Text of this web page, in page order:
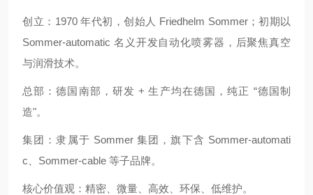
创立：1970 年代初，创始人 Friedhelm Sommer；初期以
Sommer‑automatic 名义开发自动化喷雾器，后聚焦真空
与润滑技术。
总部：德国南部，研发 + 生产均在德国，纯正 “德国制
造"。
集团：隶属于 Sommer 集团，旗下含 Sommer‑automati
c、Sommer‑cable 等子品牌。
核心价值观：精密、微量、高效、环保、低维护。